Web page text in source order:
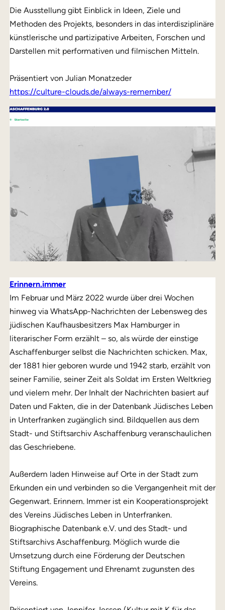
Die Ausstellung gibt Einblick in Ideen, Ziele und
Methoden des Projekts, besonders in das interdisziplinäre
künstlerische und partizipative Arbeiten, Forschen und
Darstellen mit performativen und filmischen Mitteln.
Präsentiert von Julian Monatzeder
https://culture-clouds.de/always-remember/
Erinnern.immer
Im Februar und März 2022 wurde über drei Wochen
hinweg via WhatsApp-Nachrichten der Lebensweg des
jüdischen Kaufhausbesitzers Max Hamburger in
literarischer Form erzählt – so, als würde der einstige
Aschaffenburger selbst die Nachrichten schicken. Max,
der 1881 hier geboren wurde und 1942 starb, erzählt von
seiner Familie, seiner Zeit als Soldat im Ersten Weltkrieg
und vielem mehr. Der Inhalt der Nachrichten basiert auf
Daten und Fakten, die in der Datenbank Jüdisches Leben
in Unterfranken zugänglich sind. Bildquellen aus dem
Stadt- und Stiftsarchiv Aschaffenburg veranschaulichen
das Geschriebene.
Außerdem laden Hinweise auf Orte in der Stadt zum
Erkunden ein und verbinden so die Vergangenheit mit der
Gegenwart. Erinnern. Immer ist ein Kooperationsprojekt
des Vereins Jüdisches Leben in Unterfranken.
Biographische Datenbank e.V. und des Stadt- und
Stiftsarchivs Aschaffenburg. Möglich wurde die
Umsetzung durch eine Förderung der Deutschen
Stiftung Engagement und Ehrenamt zugunsten des
Vereins.